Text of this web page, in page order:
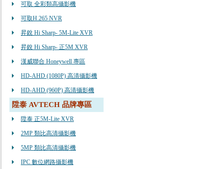
可取 全彩類高攝影機
可取H.265 NVR
昇銳 Hi Sharp- 5M-Lite XVR
昇銳 Hi Sharp- 正5M XVR
漢威聯合 Honeywell 專區
HD-AHD (1080P) 高清攝影機
HD-AHD (960P) 高清攝影機
陞泰 AVTECH 品牌專區
陞泰 正5M-Lite XVR
2MP 類比高清攝影機
5MP 類比高清攝影機
IPC 數位網路攝影機